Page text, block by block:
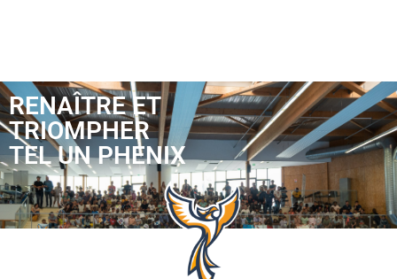
RENAÎTRE ET
TRIOMPHER
TEL UN PHENIX